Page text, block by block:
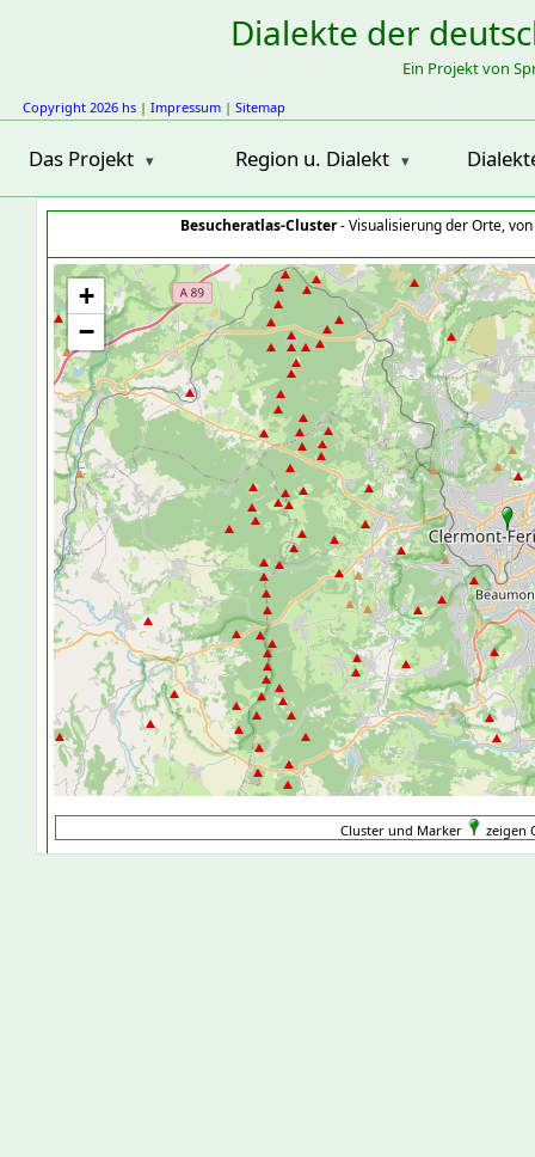
Dialekte der
Ein Projekt von
Copyright 2026 hs | Impressum | Sitemap
Das Projekt Region u. Dialekt
Besucheratlas-Cluster- Visualisierung der Orte,
+
−
Cluster und Marker zeigen